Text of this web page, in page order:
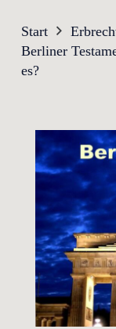
Start
Berliner
es?